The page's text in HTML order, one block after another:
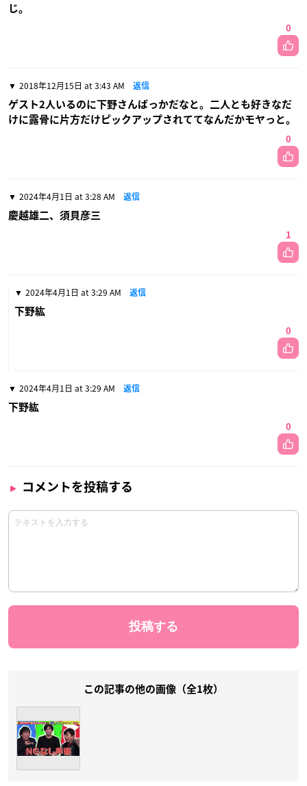
じ。
0
2018年12月15日 at 3:43 AM 返信
ゲスト2人いるのに下野さんばっかだなと。二人とも好きなだ
けに露骨に片方だけピックアップされててなんだかモヤっと。
0
2024年4月1日 at 3:28 AM 返信
慶越雄二、須貝彦三
1
2024年4月1日 at 3:29 AM 返信
下野紘
0
2024年4月1日 at 3:29 AM 返信
下野紘
0
コメントを投稿する
この記事の他の画像（全1枚）